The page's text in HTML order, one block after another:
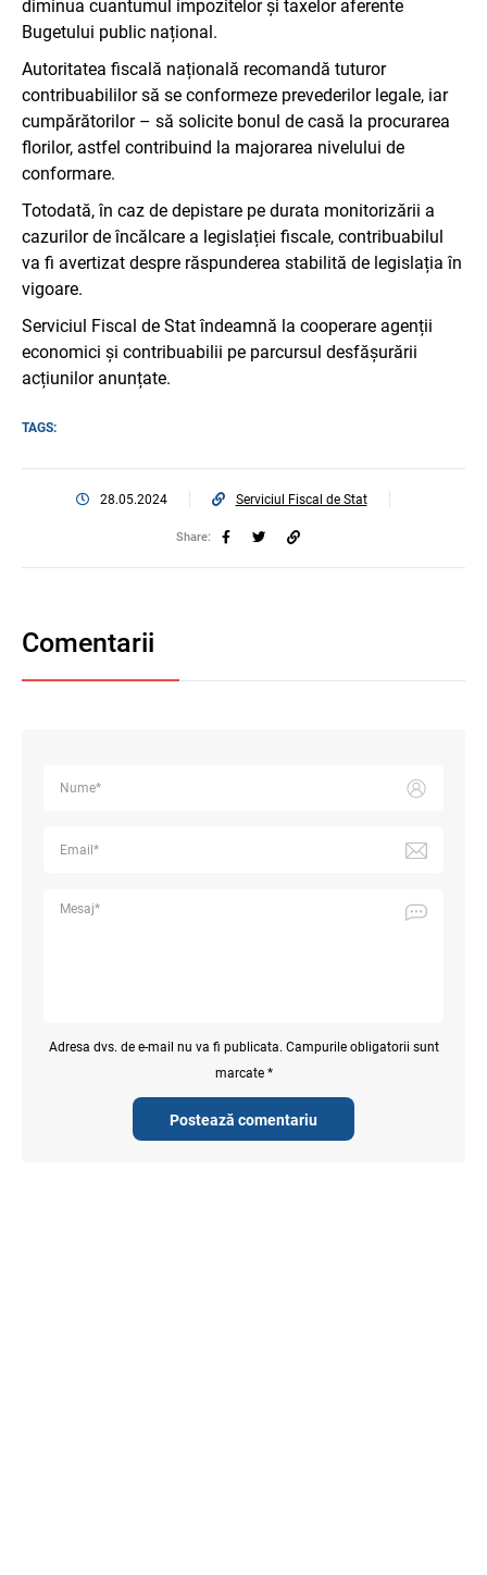
diminua cuantumul impozitelor și taxelor aferente
Bugetului public național.
Autoritatea fiscală națională recomandă tuturor
contribuabililor să se conformeze prevederilor legale, iar
cumpărătorilor – să solicite bonul de casă la procurarea
florilor, astfel contribuind la majorarea nivelului de
conformare.
Totodată, în caz de depistare pe durata monitorizării a
cazurilor de încălcare a legislației fiscale, contribuabilul
va fi avertizat despre răspunderea stabilită de legislația în
vigoare.
Serviciul Fiscal de Stat îndeamnă la cooperare agenții
economici și contribuabilii pe parcursul desfășurării
acțiunilor anunțate.
TAGS:
28.05.2024 Serviciul Fiscal de Stat
Share:
Comentarii
Postează comentariu
Adresa dvs. de e-mail nu va fi publicata. Campurile obligatorii sunt
marcate *